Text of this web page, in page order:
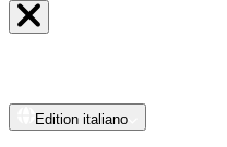
Edition italiano